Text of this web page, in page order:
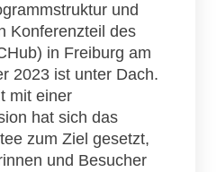
und
Konferenzteil des
in Freiburg am
2023 ist unter Dach.
mit einer
hat sich das
zum Ziel gesetzt,
und Besucher